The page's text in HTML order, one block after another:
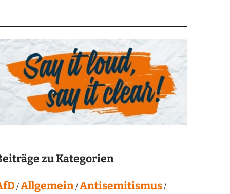
zu Kategorien
Allgemein Antisemitismus